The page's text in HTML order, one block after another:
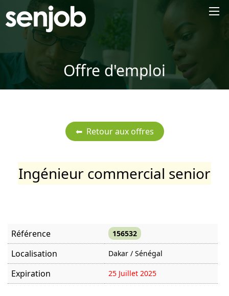
Offre d'emploi
Ingénieur commercial senior
Référence 156532
Localisation Dakar / Sénégal
Expiration 25 Juillet 2025